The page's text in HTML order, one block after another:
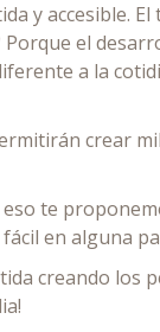
y accesible.
el
a la
crear
te
en alguna
creando los